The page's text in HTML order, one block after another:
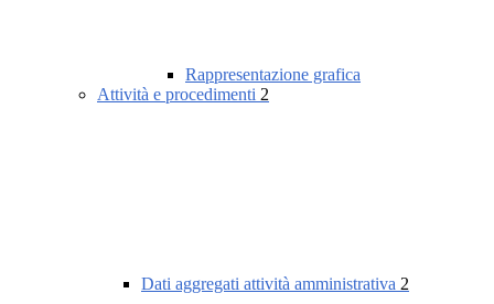
Rappresentazione grafica
Attività e procedimenti 2
Dati aggregati attività amministrativa 2